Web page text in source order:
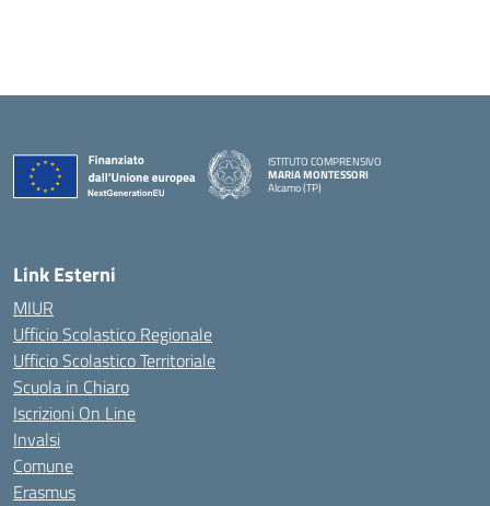
ISTITUTO COMPRENSIVO
MARIA MONTESSORI
Alcamo (TP)
Link Esterni
MIUR
Ufficio Scolastico Regionale
Ufficio Scolastico Territoriale
Scuola in Chiaro
Iscrizioni On Line
Invalsi
Comune
Erasmus